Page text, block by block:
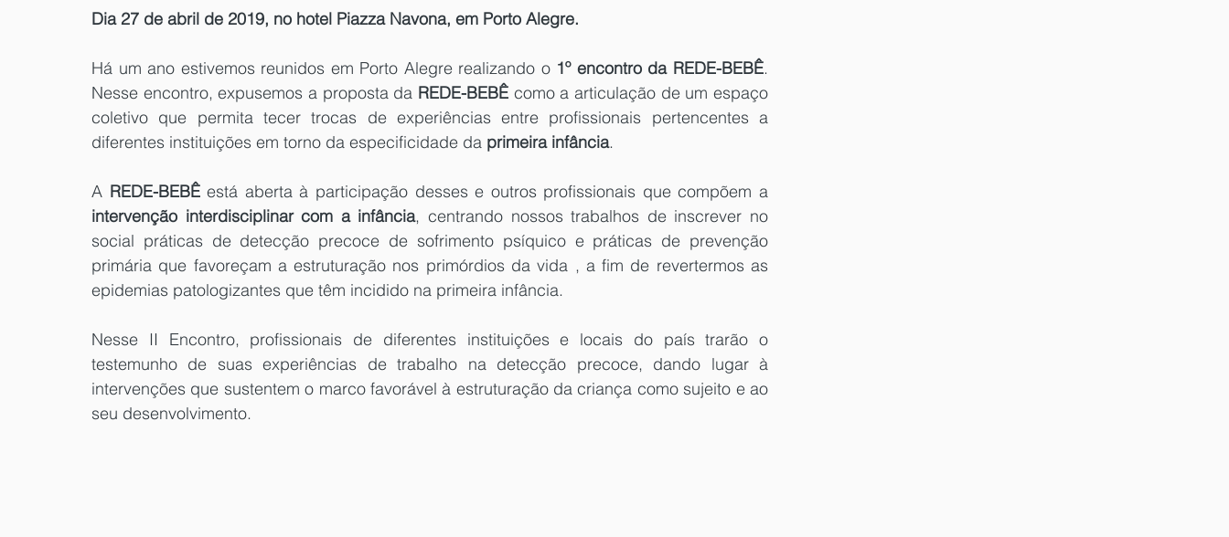
Dia 27 de abril de 2019, no hotel Piazza Navona, em Porto Alegre.
Há um ano estivemos reunidos em Porto Alegre realizando o 1º encontro da REDE-BEBÊ.
Nesse encontro, expusemos a proposta da REDE-BEBÊ como a articulação de um espaço
coletivo que permita tecer trocas de experiências entre profissionais pertencentes a
diferentes instituições em torno da especificidade da primeira infância.
A REDE-BEBÊ
intervenção interdisciplinar com a infância, centrando nossos trabalhos de inscrever no
social práticas de detecção precoce de sofrimento psíquico e práticas de prevenção
primária que favoreçam a estruturação nos primórdios da vida , a fim de revertermos as
epidemias patologizantes que têm incidido na primeira infância.
Nesse II Encontro, profissionais de diferentes instituições e locais do país trarão o
testemunho de suas experiências de trabalho na detecção precoce, dando lugar à
intervenções que sustentem o marco favorável à estruturação da criança como sujeito e ao
seu desenvolvimento.